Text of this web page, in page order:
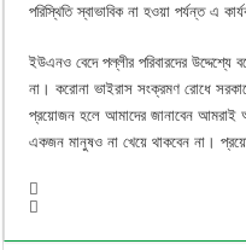
পরিস্থিতি স্বাভাবিক না হওয়া পর্যন্ত এ
ইউএনও বেদে পল্লীর পরিবারদের
না। করোনা ভাইরাস সংক্রমণ রোধে
প্রয়োজন হলে আমাদের জানাবেন
একজন মানুষও না খেয়ে থাকবেন না।